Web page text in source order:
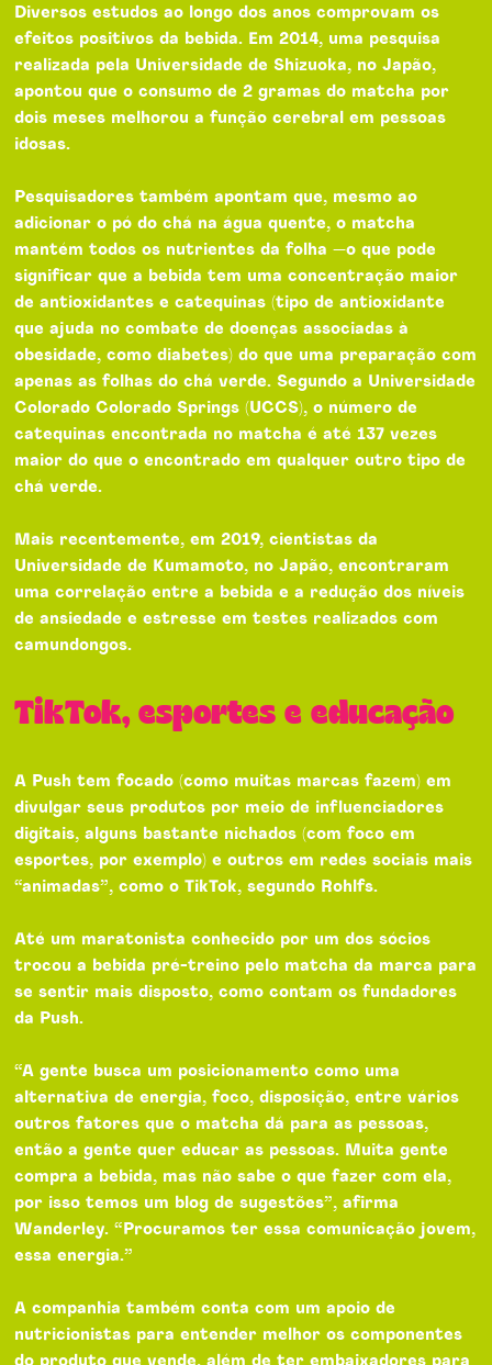
Diversos estudos ao longo dos anos comprovam os
efeitos positivos da bebida. Em 2014, uma pesquisa
realizada pela Universidade de Shizuoka, no Japão,
apontou que o consumo de 2 gramas do matcha por
dois meses melhorou a função cerebral em pessoas
idosas.
Pesquisadores também apontam que, mesmo ao
adicionar o pó do chá na água quente, o matcha
mantém todos os nutrientes da folha —o que pode
significar que a bebida tem uma concentração maior
de antioxidantes e catequinas (tipo de antioxidante
que ajuda no combate de doenças associadas à
obesidade, como diabetes) do que uma preparação com
apenas as folhas do chá verde. Segundo a Universidade
Colorado Colorado Springs (UCCS), o número de
catequinas encontrada no matcha é até 137 vezes
maior do que o encontrado em qualquer outro tipo de
chá verde.
Mais recentemente, em 2019, cientistas da
Universidade de Kumamoto, no Japão, encontraram
uma correlação entre a bebida e a redução dos níveis
de ansiedade e estresse em testes realizados com
camundongos.
TikTok, esportes e educação
A Push tem focado (como muitas marcas fazem) em
divulgar seus produtos por meio de influenciadores
digitais, alguns bastante nichados (com foco em
esportes, por exemplo) e outros em redes sociais mais
“animadas”, como o TikTok, segundo Rohlfs.
Até um maratonista conhecido por um dos sócios
trocou a bebida pré-treino pelo matcha da marca para
se sentir mais disposto, como contam os fundadores
da Push.
“A gente busca um posicionamento como uma
alternativa de energia, foco, disposição, entre vários
outros fatores que o matcha dá para as pessoas,
então a gente quer educar as pessoas. Muita gente
compra a bebida, mas não sabe o que fazer com ela,
por isso temos um blog de sugestões”, afirma
Wanderley. “Procuramos ter essa comunicação jovem,
essa energia.”
A companhia também conta com um apoio de
nutricionistas para entender melhor os componentes
do produto que vende, além de ter embaixadores para